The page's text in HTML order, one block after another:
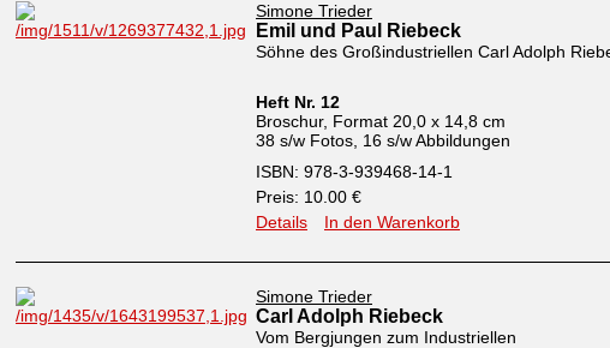
Simone Trieder
Emil und Paul Riebeck
Söhne des Großindustriellen Carl Adolph
Heft Nr. 12
Broschur, Format 20,0 x 14,8 cm
38 s/w Fotos, 16 s/w Abbildungen
ISBN: 978-3-939468-14-1
Preis: 10.00 €
Details
In den Warenkorb
Simone Trieder
Carl Adolph Riebeck
Vom Bergjungen zum Industriellen